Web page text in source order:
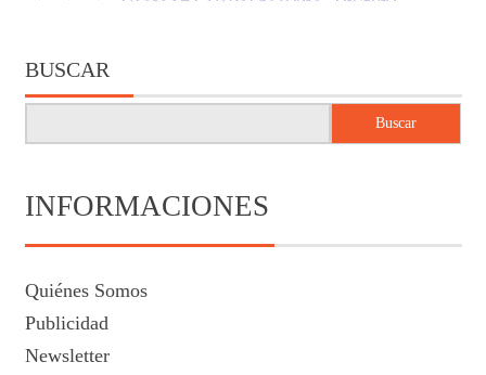
BUSCAR
Buscar
INFORMACIONES
Quiénes Somos
Publicidad
Newsletter